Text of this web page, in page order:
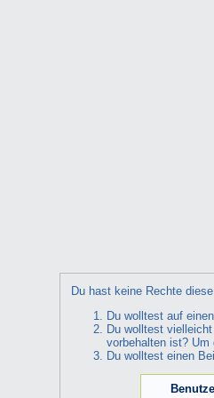
Du hast keine Rechte
Du wolltest auf
Du wolltest
vorbehalten ist?
Du wolltest einen